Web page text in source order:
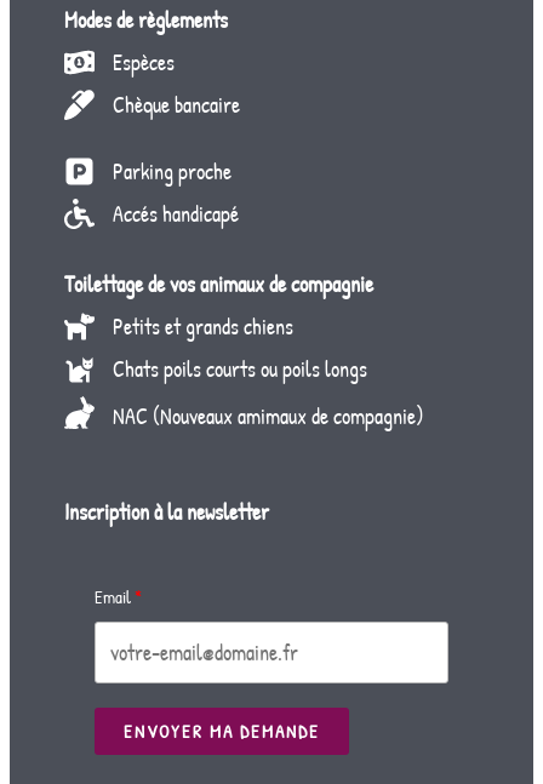
Modes de règlements
Espèces
Chèque bancaire
Parking proche
Accés handicapé
Toilettage de vos animaux de compagnie
Petits et grands chiens
Chats poils courts ou poils longs
NAC (Nouveaux amimaux de compagnie)
Inscription à la newsletter
Email
ENVOYER MA DEMANDE